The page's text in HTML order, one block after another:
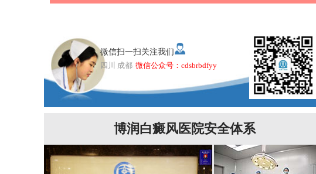
微信扫一扫关注我们
四川 成都 微信公众号：cdsbrbdfyy
博润白癜风医院安全体系